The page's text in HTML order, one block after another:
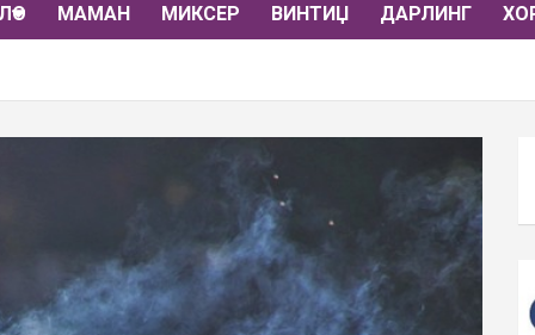
МАМАН МИКСЕР ВИНТИЏ ДАРЛИНГ